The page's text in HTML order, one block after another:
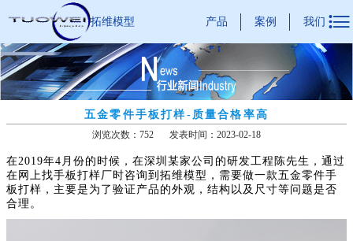
拓维模型 产品 案例 我们 
五金零件手板打样-质量合格率高
浏览次数：752 发表时间：2023-02-18
在2019年4月份的时候，在深圳某家公司的研发工程陈先生，通过
在网上找手板打样厂时咨询到拓维模型，需要做一款五金零件手
板打样，主要是为了验证产品的外观，结构以及尺寸等问题是否
合理。